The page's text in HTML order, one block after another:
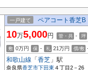
一戸建て ペアコート香芝B
10万5,000円 管・共 - 坪
敷 0万円 保 - 礼 21万円 償/敷
和歌山線 「 香芝 」駅
奈良県香芝市下田東４丁目2－26